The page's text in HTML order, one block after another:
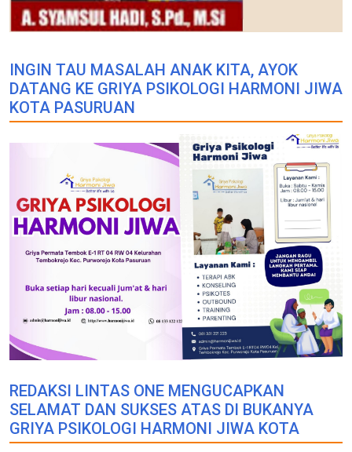
INGIN TAU MASALAH ANAK KITA, AYOK
DATANG KE GRIYA PSIKOLOGI HARMONI JIWA
KOTA PASURUAN
REDAKSI LINTAS ONE MENGUCAPKAN
SELAMAT DAN SUKSES ATAS DI BUKANYA
GRIYA PSIKOLOGI HARMONI JIWA KOTA